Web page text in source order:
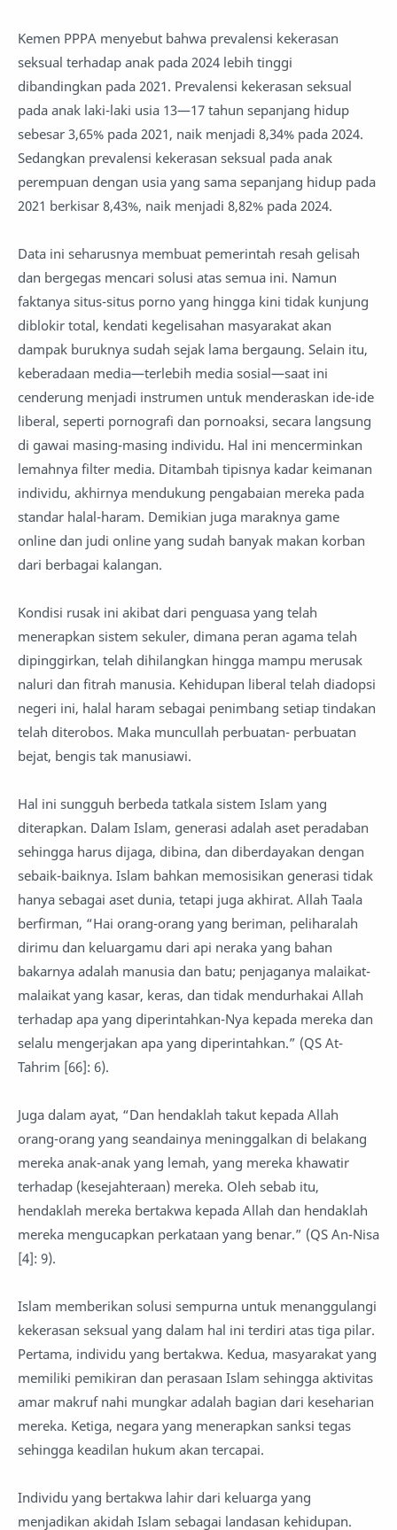
Kemen PPPA menyebut bahwa prevalensi kekerasan
seksual terhadap anak pada 2024 lebih tinggi
dibandingkan pada 2021. Prevalensi kekerasan seksual
pada anak laki-laki usia 13—17 tahun sepanjang hidup
sebesar 3,65% pada 2021, naik menjadi 8,34% pada 2024.
Sedangkan prevalensi kekerasan seksual pada anak
perempuan dengan usia yang sama sepanjang hidup pada
2021 berkisar 8,43%, naik menjadi 8,82% pada 2024.
Data ini seharusnya membuat pemerintah resah gelisah
dan bergegas mencari solusi atas semua ini. Namun
faktanya situs-situs porno yang hingga kini tidak kunjung
diblokir total, kendati kegelisahan masyarakat akan
dampak buruknya sudah sejak lama bergaung. Selain itu,
keberadaan media—terlebih media sosial—saat ini
cenderung menjadi instrumen untuk menderaskan ide-ide
liberal, seperti pornografi dan pornoaksi, secara langsung
di gawai masing-masing individu. Hal ini mencerminkan
lemahnya filter media. Ditambah tipisnya kadar keimanan
individu, akhirnya mendukung pengabaian mereka pada
standar halal-haram. Demikian juga maraknya game
online dan judi online yang sudah banyak makan korban
dari berbagai kalangan.
Kondisi rusak ini akibat dari penguasa yang telah
menerapkan sistem sekuler, dimana peran agama telah
dipinggirkan, telah dihilangkan hingga mampu merusak
naluri dan fitrah manusia. Kehidupan liberal telah diadopsi
negeri ini, halal haram sebagai penimbang setiap tindakan
telah diterobos. Maka muncullah perbuatan- perbuatan
bejat, bengis tak manusiawi.
Hal ini sungguh berbeda tatkala sistem Islam yang
diterapkan. Dalam Islam, generasi adalah aset peradaban
sehingga harus dijaga, dibina, dan diberdayakan dengan
sebaik-baiknya. Islam bahkan memosisikan generasi tidak
hanya sebagai aset dunia, tetapi juga akhirat. Allah Taala
berfirman, “Hai orang-orang yang beriman, peliharalah
dirimu dan keluargamu dari api neraka yang bahan
bakarnya adalah manusia dan batu; penjaganya malaikat-
malaikat yang kasar, keras, dan tidak mendurhakai Allah
terhadap apa yang diperintahkan-Nya kepada mereka dan
selalu mengerjakan apa yang diperintahkan.” (QS At-
Tahrim [66]: 6).
Juga dalam ayat, “Dan hendaklah takut kepada Allah
orang-orang yang seandainya meninggalkan di belakang
mereka anak-anak yang lemah, yang mereka khawatir
terhadap (kesejahteraan) mereka. Oleh sebab itu,
hendaklah mereka bertakwa kepada Allah dan hendaklah
mereka mengucapkan perkataan yang benar.” (QS An-Nisa
[4]: 9).
Islam memberikan solusi sempurna untuk menanggulangi
kekerasan seksual yang dalam hal ini terdiri atas tiga pilar.
Pertama, individu yang bertakwa. Kedua, masyarakat yang
memiliki pemikiran dan perasaan Islam sehingga aktivitas
amar makruf nahi mungkar adalah bagian dari keseharian
mereka. Ketiga, negara yang menerapkan sanksi tegas
sehingga keadilan hukum akan tercapai.
Individu yang bertakwa lahir dari keluarga yang
menjadikan akidah Islam sebagai landasan kehidupan.